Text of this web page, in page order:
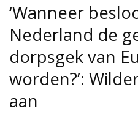
‘Wanneer
Nederland de
dorpsgek van
worden?’:
aan